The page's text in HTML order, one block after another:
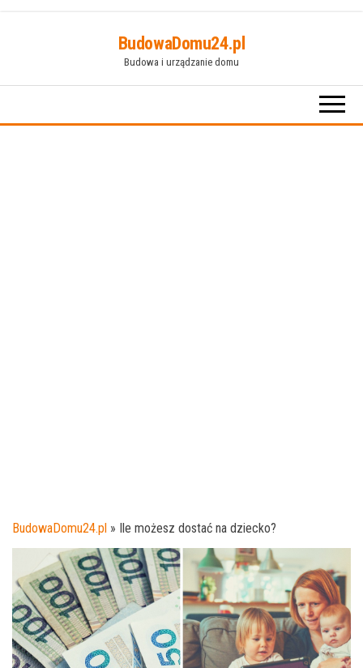
BudowaDomu24.pl
Budowa i urządzanie domu
BudowaDomu24.pl » Ile możesz dostać na dziecko?